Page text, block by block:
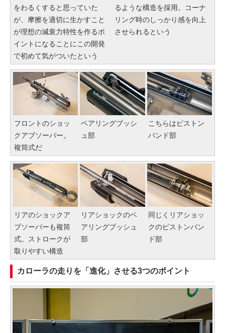
をわるくすると思っていた
が、摩擦を適切に生かすこと
が理想の減衰力特性を作るポ
イントになることにこの開発
で初めて気がついたという
るような構造を採用。コーナ
リング時のしっかり感を向上
させられるという
フロントのショッ
クアブソーバー。
複筒式だ
ベアリングブッシ
ュ部
こちらはピストン
バンド部
リアのショックア
ブソーバーも複筒
式。ストロークが
取りやすい構造
リアショックのベ
アリングブッシュ
部
同じくリアショッ
クのピストンバン
ド部
カローラの走りを「進化」させる3つのポイント